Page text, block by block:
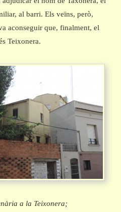
al barri. Els veïns, però,
aconseguir que, finalment, el
Teixonera.
a la Teixonera;